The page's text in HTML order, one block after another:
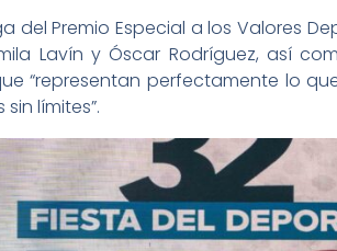
Premio Especial a los Valores
Lavín y Óscar Rodríguez, así
“representan perfectamente lo
límites”.